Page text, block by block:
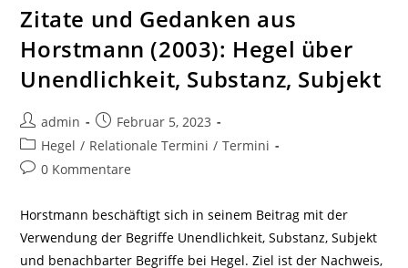
Hegels
„Phänomenologie
Geistes“
–
Eine
Interpretation
Zitate und Gedanken aus
Horstmann (2003): Hegel über
Unendlichkeit, Substanz, Subjekt
Beitrags-
Autor:
admin
Beitrag
veröffentlicht:
Februar 5, 2023
Beitrags-
Kategorie:
Hegel / Relationale Termini / Termini
Beitrags-
0 Kommentare
Horstmann beschäftigt sich in seinem Beitrag mit der
Verwendung der Begriffe Unendlichkeit, Substanz, Subjekt
und benachbarter Begriffe bei Hegel. Ziel ist der Nachweis,